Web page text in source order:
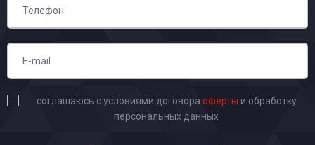
соглашаюсь с условиями договора оферты и обработку
персональных данных